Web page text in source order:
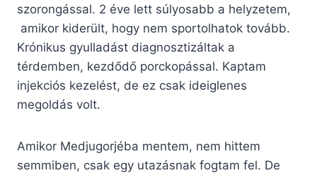
szorongással. 2 éve lett súlyosabb a helyzetem,
amikor kiderült, hogy nem sportolhatok tovább.
Krónikus gyulladást diagnosztizáltak a
térdemben, kezdődő porckopással. Kaptam
injekciós kezelést, de ez csak ideiglenes
megoldás volt.
Amikor Medjugorjéba mentem, nem hittem
semmiben, csak egy utazásnak fogtam fel. De